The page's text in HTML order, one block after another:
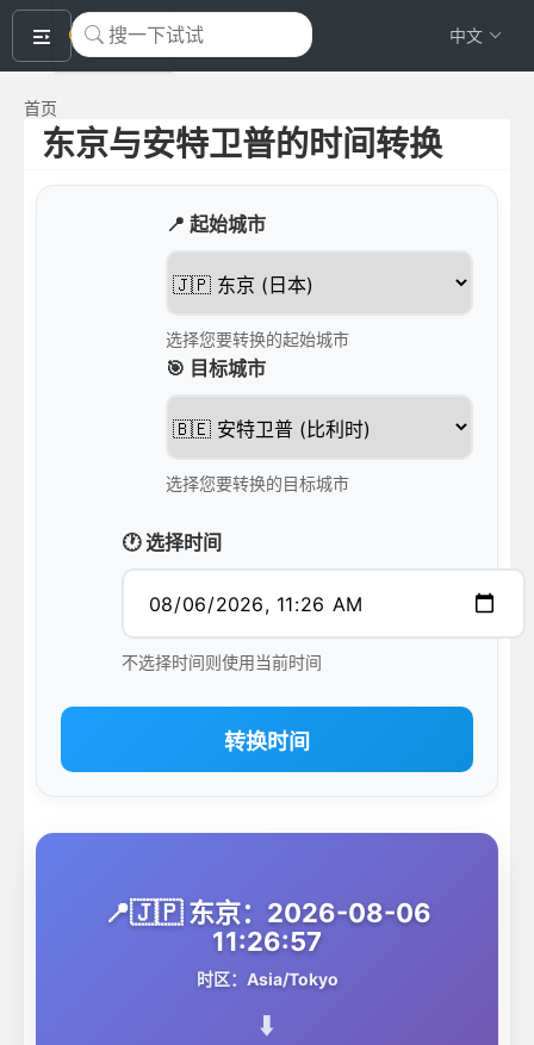
okeyTool 中文
首页
东京与安特卫普的时间转换
📍 起始城市
选择您要转换的起始城市
🎯 目标城市
选择您要转换的目标城市
🕐 选择时间
不选择时间则使用当前时间
转换时间
📍🇯🇵 东京：2026-08-06
11:26:57
时区：Asia/Tokyo
⬇️